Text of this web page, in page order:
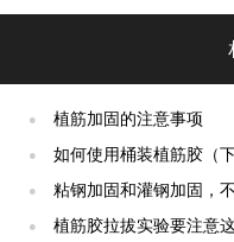
● 植筋加固的注意事项
● 如何使用桶装植筋胶（下
●
粘钢加固和灌钢加固，
（下）
● 植筋胶拉拔实验要注意